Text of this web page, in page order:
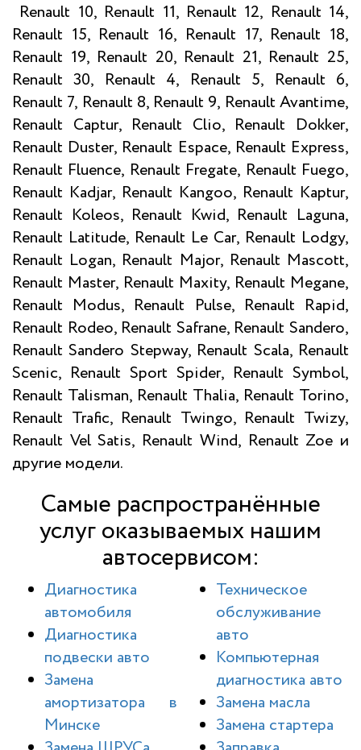
Renault 10, Renault 11, Renault 12, Renault 14,
Renault 15, Renault 16, Renault 17, Renault 18,
Renault 19, Renault 20, Renault 21, Renault 25,
Renault 30, Renault 4, Renault 5, Renault 6,
Renault 7, Renault 8, Renault 9, Renault Avantime,
Renault Captur, Renault Clio, Renault Dokker,
Renault Duster, Renault Espace, Renault Express,
Renault Fluence, Renault Fregate, Renault Fuego,
Renault Kadjar, Renault Kangoo, Renault Kaptur,
Renault Koleos, Renault Kwid, Renault Laguna,
Renault Latitude, Renault Le Car, Renault Lodgy,
Renault Logan, Renault Major, Renault Mascott,
Renault Master, Renault Maxity, Renault Megane,
Renault Modus, Renault Pulse, Renault Rapid,
Renault Rodeo, Renault Safrane, Renault Sandero,
Renault Sandero Stepway, Renault Scala, Renault
Scenic, Renault Sport Spider, Renault Symbol,
Renault Talisman, Renault Thalia, Renault Torino,
Renault Trafic, Renault Twingo, Renault Twizy,
Renault Vel Satis, Renault Wind, Renault Zoe и
другие модели.
Самые распространённые
услуг оказываемых нашим
автосервисом:
Диагностика
автомобиля
Диагностика
подвески авто
Замена
амортизатора в
Минске
Техническое
обслуживание
авто
Компьютерная
диагностика авто
Замена масла
Замена стартера